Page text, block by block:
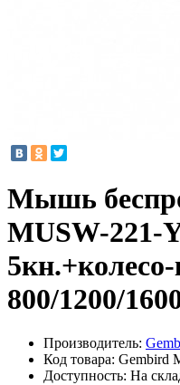
Мышь
MUSW-221-
800/1200/
Производитель:
Код товара: Gembird
Доступность: На